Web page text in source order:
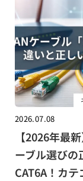
2026.07.08
【2026年最
ーブル選びの
CAT6A！カ